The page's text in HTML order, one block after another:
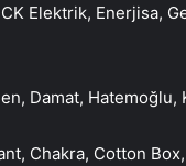
Elektrik, Enerjisa,
Damat,
Chakra, Cotton